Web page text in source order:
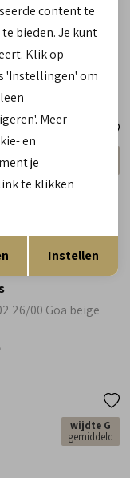
40/40 Phil goud
26/00 Goa beige
wijdte G
gemiddeld
Opslaan
content te
bieden. Je kunt
Klik op
'Instellingen' om
Meer
en
je
te klikken
Instellen